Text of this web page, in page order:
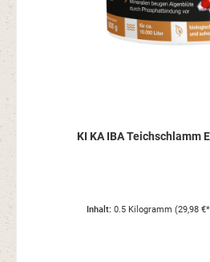
KI KA IBA Teichschlamm
Inhalt: 0.5 Kilogramm (29,98